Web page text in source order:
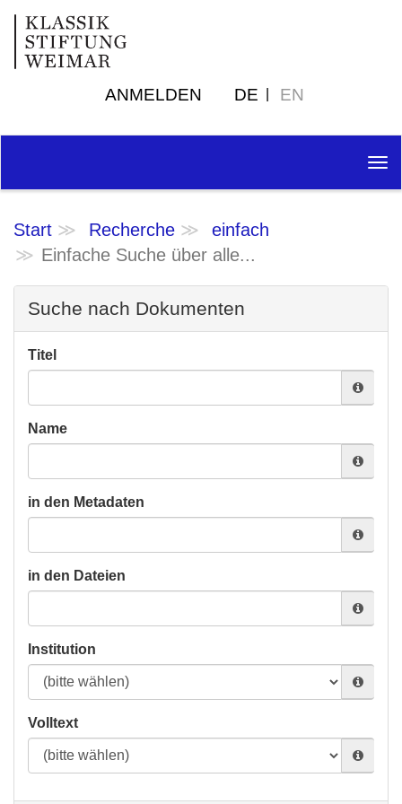
ANMELDEN DE EN
Start Recherche
einfach
Einfache Suche über alle...
Suche nach Dokumenten
Titel
Name
in den Metadaten
in den Dateien
Institution
Volltext